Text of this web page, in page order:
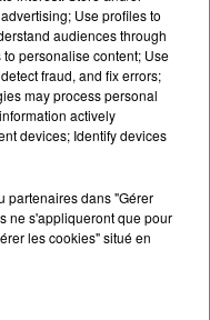
de
sur
mais
Use profiles to
audiences through
personalise content; Use
fraud, and fix errors;
may process personal
actively
devices; Identify devices
partenaires dans "Gérer
ne s'appliqueront que pour
les cookies" situé en